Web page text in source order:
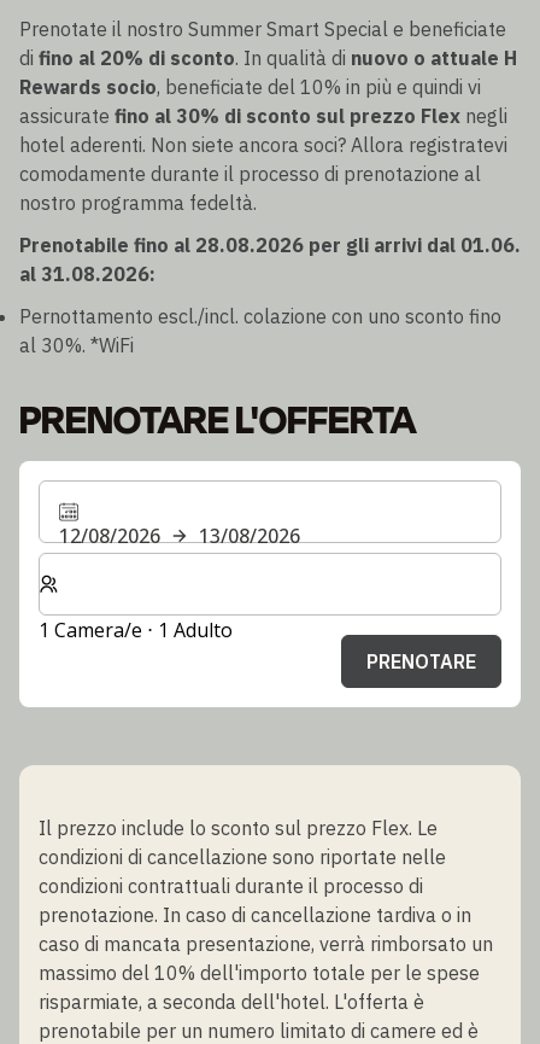
Prenotate il nostro Summer Smart Special e beneficiate
di fino al 20% di sconto. In qualità di nuovo o attuale H
Rewards socio, beneficiate del 10% in più e quindi vi
assicurate fino al 30% di sconto sul prezzo Flex negli
hotel aderenti. Non siete ancora soci? Allora registratevi
comodamente durante il processo di prenotazione al
nostro programma fedeltà.
Prenotabile fino al 28.08.2026 per gli arrivi dal 01.06.
al 31.08.2026:
Pernottamento escl./incl. colazione con uno sconto fino
al 30%. *WiFi
PRENOTARE L'OFFERTA
12/08/2026
13/08/2026
Selezionare il numero di camere e di ospiti per il
1 Camera/e ⋅ 1 Adulto
PRENOTARE
Il prezzo include lo sconto sul prezzo Flex. Le
condizioni di cancellazione sono riportate nelle
condizioni contrattuali durante il processo di
prenotazione. In caso di cancellazione tardiva o in
caso di mancata presentazione, verrà rimborsato un
massimo del 10% dell'importo totale per le spese
risparmiate, a seconda dell'hotel. L'offerta è
prenotabile per un numero limitato di camere ed è